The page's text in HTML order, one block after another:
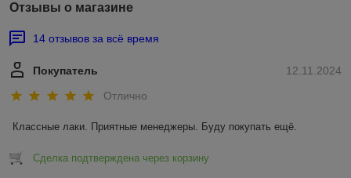
Отзывы о магазине
14 отзывов за всё время
12.11.2024
Покупатель
Отлично
Классные лаки. Приятные менеджеры. Буду покупать ещё.
Сделка подтверждена через корзину